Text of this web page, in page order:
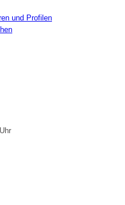
und Profilen